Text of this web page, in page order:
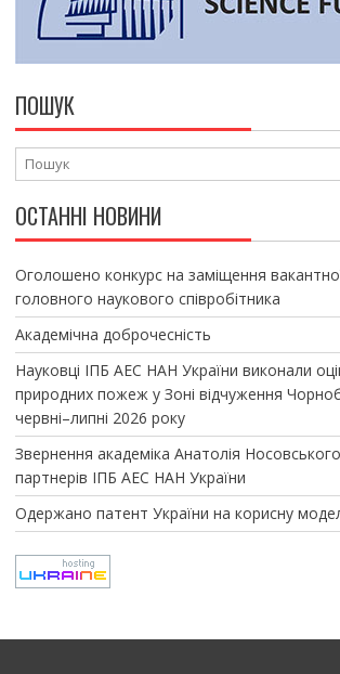
ПОШУК
ОСТАННІ НОВИНИ
Оголошено конкурс на заміщення
головного наукового співробітника
Академічна доброчесність
Науковці ІПБ АЕС НАН України виконали
природних пожеж у Зоні відчуження
червні–липні 2026 року
Звернення академіка Анатолія
партнерів ІПБ АЕС НАН України
Одержано патент України на корисну